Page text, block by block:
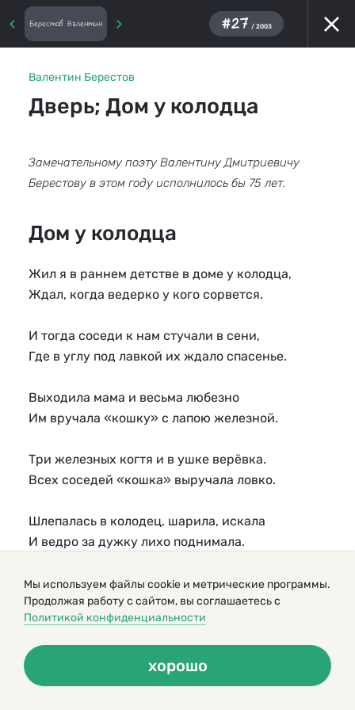
Берестов Валентин #27 / 2003
Валентин Берестов
Дверь; Дом у колодца
Замечательному поэту Валентину Дмитриевичу
Берестову в этом году исполнилось бы 75 лет.
Дом у колодца
Жил я в раннем детстве в доме у колодца,
Ждал, когда ведерко у кого сорвется.
И тогда соседи к нам стучали в сени,
Где в углу под лавкой их ждало спасенье.
Выходила мама и весьма любезно
Им вручала «кошку» с лапою железной.
Три железных когтя и в ушке верёвка.
Всех соседей «кошка» выручала ловко.
Шлепалась в колодец, шарила, искала
И ведро за дужку лихо поднимала.
И соседи «кошку» возвращали маме
И на нас глядели добрыми глазами.
Всяк меня заметит, всяк мне улыбнется.
Весело живётся в доме у колодца!
Мы используем файлы cookie и метрические программы.
Продолжая работу с сайтом, вы соглашаетесь с
Политикой конфиденциальности
хорошо